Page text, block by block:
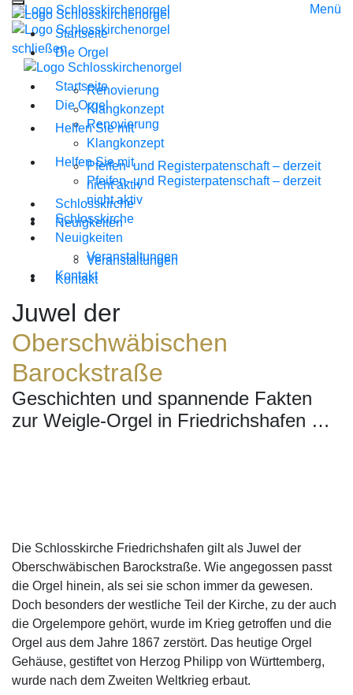
Menü
Startseite
Die Orgel
Renovierung
Klangkonzept
Helfen Sie mit
Pfeifen- und Registerpatenschaft – derzeit
nicht aktiv
Schlosskirche
Neuigkeiten
Veranstaltungen
Kontakt
schließen
Startseite
Die Orgel
Renovierung
Klangkonzept
Helfen Sie mit
Pfeifen- und Registerpatenschaft – derzeit
nicht aktiv
Schlosskirche
Neuigkeiten
Veranstaltungen
Kontakt
Juwel der
Oberschwäbischen
Barockstraße
Geschichten und spannende Fakten
zur Weigle-Orgel in Friedrichshafen …
Die Schlosskirche Friedrichshafen gilt als Juwel der
Oberschwäbischen Barockstraße. Wie angegossen passt
die Orgel hinein, als sei sie schon immer da gewesen.
Doch besonders der westliche Teil der Kirche, zu der auch
die Orgelempore gehört, wurde im Krieg getroffen und die
Orgel aus dem Jahre 1867 zerstört. Das heutige Orgel
Gehäuse, gestiftet von Herzog Philipp von Württemberg,
wurde nach dem Zweiten Weltkrieg erbaut.